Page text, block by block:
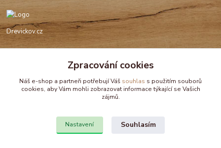
Drevickov.cz
+420 732 488 676
drevickov@drevickov.cz, info@drevickov.cz
Zpracování cookies
Náš e-shop a partneři potřebují Váš souhlas s použitím souborů
cookies, aby Vám mohli zobrazovat informace týkající se Vašich
zájmů.
Nastavení Souhlasím